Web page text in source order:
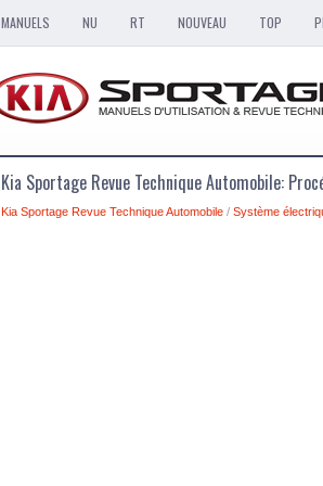
MANUELS NU RT NOUVEAU TOP
Kia Sportage Revue Technique Automobile:
Kia Sportage Revue Technique Automobile / Système